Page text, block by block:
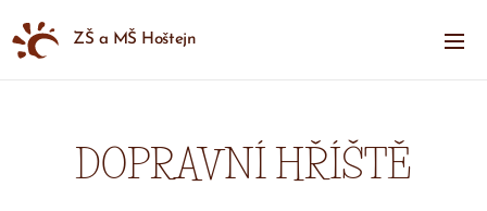
ZŠ a MŠ Hoštejn
DOPRAVNÍ HŘÍŠTĚ